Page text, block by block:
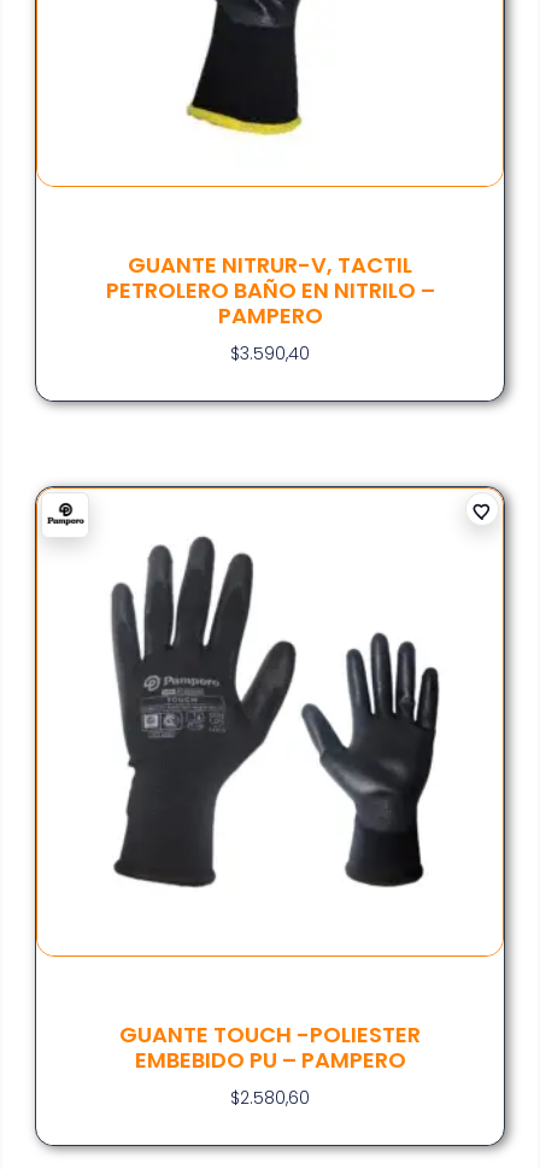
GUANTE NITRUR-V, TACTIL
PETROLERO BAÑO EN NITRILO –
PAMPERO
$3.590,40
GUANTE TOUCH -POLIESTER
EMBEBIDO PU – PAMPERO
$2.580,60